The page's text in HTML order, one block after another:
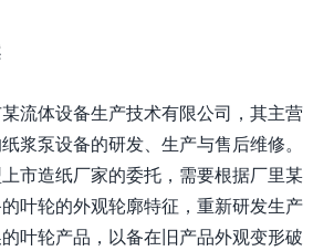
术方案
流体设备生产技术有限公司，其主营
浆泵设备的研发、生产与售后维修。
市造纸厂家的委托，需要根据厂里某
叶轮的外观轮廓特征，重新研发生产
叶轮产品，以备在旧产品外观变形破